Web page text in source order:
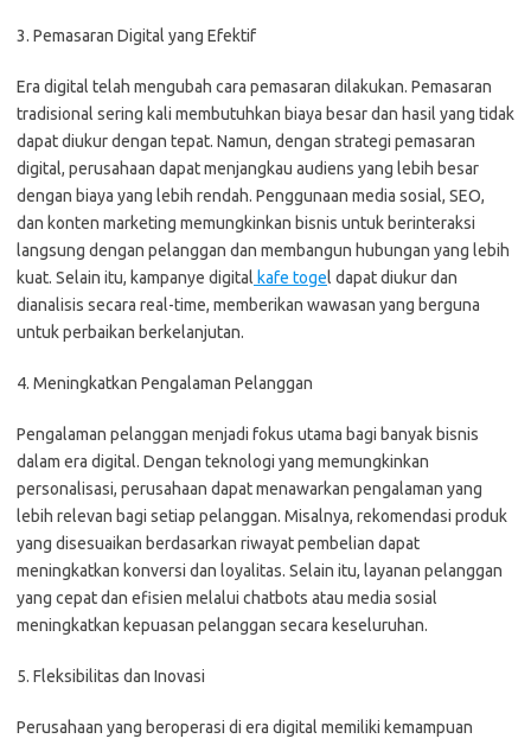
3. Pemasaran Digital yang Efektif
Era digital telah mengubah cara pemasaran dilakukan. Pemasaran
tradisional sering kali membutuhkan biaya besar dan hasil yang tidak
dapat diukur dengan tepat. Namun, dengan strategi pemasaran
digital, perusahaan dapat menjangkau audiens yang lebih besar
dengan biaya yang lebih rendah. Penggunaan media sosial, SEO,
dan konten marketing memungkinkan bisnis untuk berinteraksi
langsung dengan pelanggan dan membangun hubungan yang lebih
kuat. Selain itu, kampanye digital kafe togel dapat diukur dan
dianalisis secara real-time, memberikan wawasan yang berguna
untuk perbaikan berkelanjutan.
4. Meningkatkan Pengalaman Pelanggan
Pengalaman pelanggan menjadi fokus utama bagi banyak bisnis
dalam era digital. Dengan teknologi yang memungkinkan
personalisasi, perusahaan dapat menawarkan pengalaman yang
lebih relevan bagi setiap pelanggan. Misalnya, rekomendasi produk
yang disesuaikan berdasarkan riwayat pembelian dapat
meningkatkan konversi dan loyalitas. Selain itu, layanan pelanggan
yang cepat dan efisien melalui chatbots atau media sosial
meningkatkan kepuasan pelanggan secara keseluruhan.
5. Fleksibilitas dan Inovasi
Perusahaan yang beroperasi di era digital memiliki kemampuan